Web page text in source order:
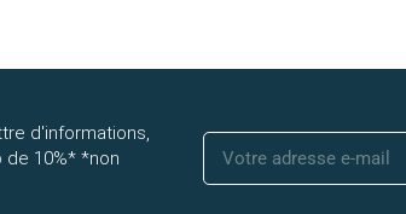
d'informations,
10%* *non